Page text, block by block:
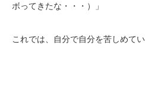
ボってきたな・・・）」
これでは、自分で自分を苦しめて